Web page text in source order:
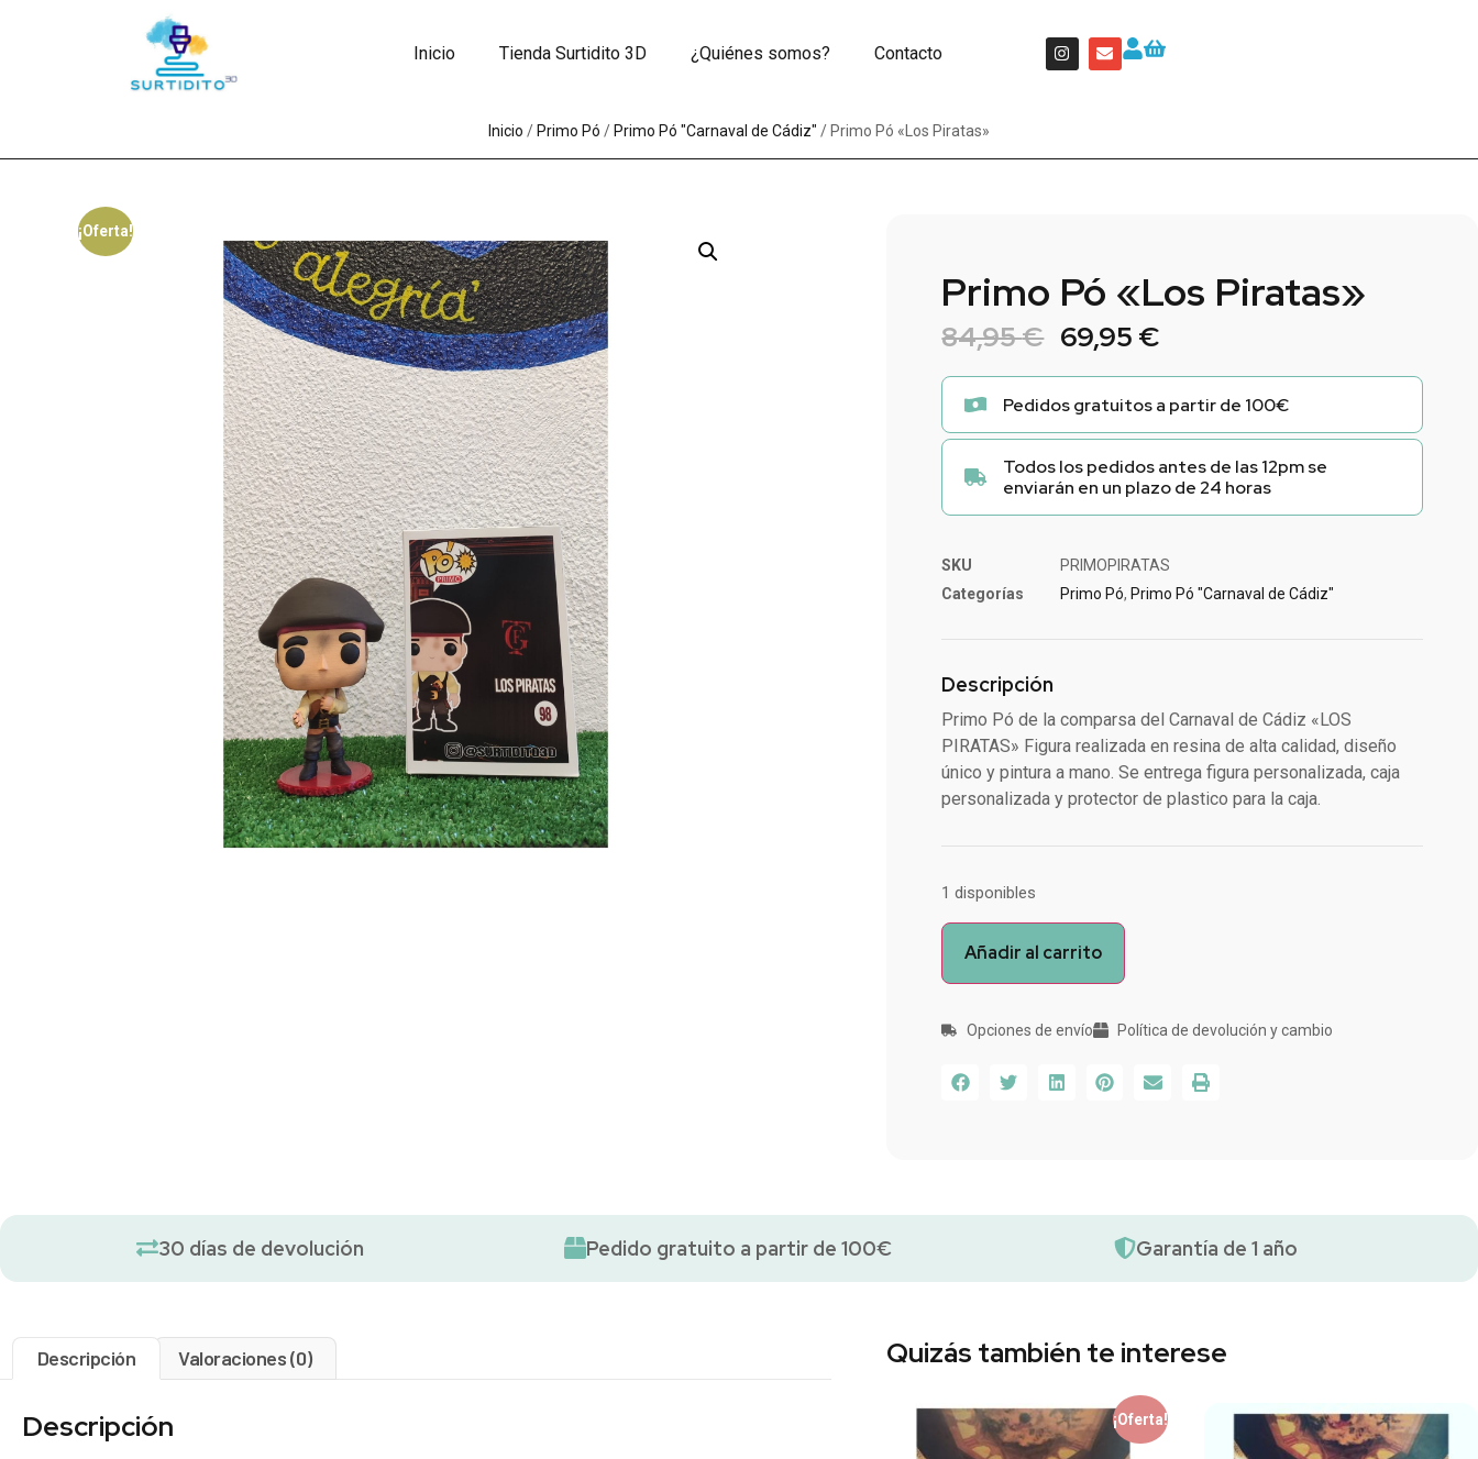
Inicio Tienda Surtidito 3D ¿Quiénes somos? Contacto
Inicio / Primo Pó / Primo Pó "Carnaval de Cádiz" / Primo Pó «Los Piratas»
¡Oferta!
Primo Pó «Los Piratas»
84,95€ 69,95 €
Pedidos gratuitos a partir de 100€
Todos los pedidos antes de las 12pm se
enviarán en un plazo de 24 horas
SKU
PRIMOPIRATAS
Categorías
Primo Pó, Primo Pó "Carnaval de Cádiz"
Descripción
Primo Pó de la comparsa del Carnaval de Cádiz «LOS
PIRATAS» Figura realizada en resina de alta calidad, diseño
único y pintura a mano. Se entrega figura personalizada, caja
personalizada y protector de plastico para la caja.
1 disponibles
Añadir al carrito
Opciones de envío Política de devolución y cambio
30 días de devolución Pedido gratuito a partir de 100€ Garantía de 1 año
Descripción Valoraciones (0)
Descripción
Quizás también te interese
¡Oferta!